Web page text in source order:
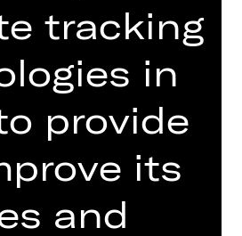
ABÓS
tracking
in
provide
its
and